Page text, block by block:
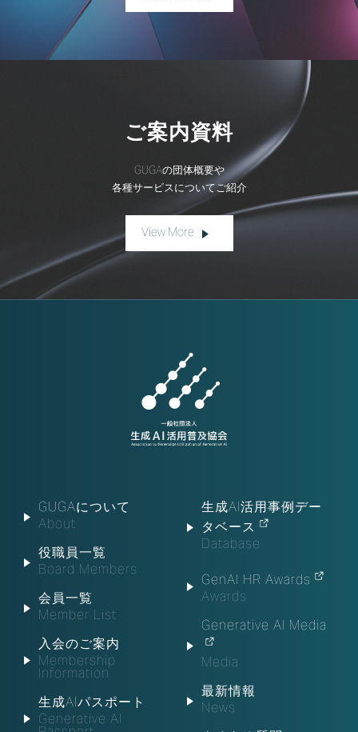
ご案内資料
GUGAの団体概要や
各種サービスについてご紹介
View More
GUGAについて
About
役職員一覧
Board Members
会員一覧
Member List
入会のご案内
Membership
Information
生成AIパスポート
Generative AI
生成AI活用事例デー
タベース
Database
GenAI HR Awards
Awards
Generative AI Media
Media
最新情報
News